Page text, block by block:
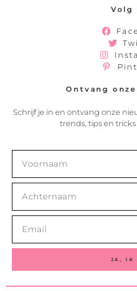
Volg
Ontvang
Schrijf je in en ontvang onze
trends, tips en
JA, IK